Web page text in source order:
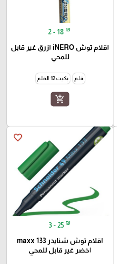
2 - 18 ₪
اقلام توش iNERO ازرق غير قابل
للمحي
قلم بكيت 12 القلم
add_shopping_cart
favorite_border
3 - 25 ₪
اقلام توش شنايدر maxx 133
اخضر غير قابل للمحي